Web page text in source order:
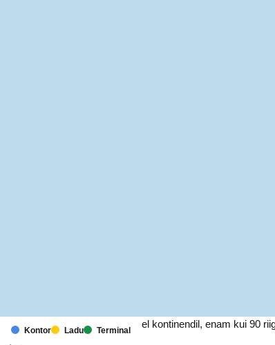
Kontor Ladu Terminal
Meil on kontorid ja rajatised kuuel kontinendil, enam kui 90